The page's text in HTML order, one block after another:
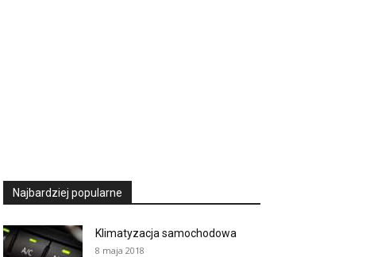
Najbardziej popularne
Klimatyzacja samochodowa
8 maja 2018